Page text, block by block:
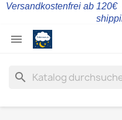
Versandkostenfrei ab

search